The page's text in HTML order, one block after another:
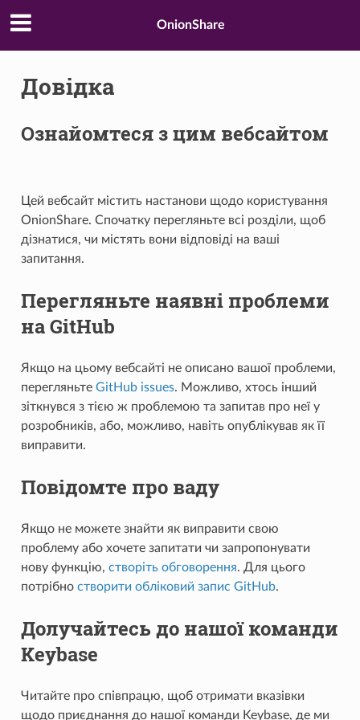
OnionShare
Довідка
Ознайомтеся з цим вебсайтом
Цей вебсайт містить настанови щодо користування
OnionShare. Спочатку перегляньте всі розділи, щоб
дізнатися, чи містять вони відповіді на ваші
запитання.
Перегляньте наявні проблеми
на GitHub
Якщо на цьому вебсайті не описано вашої проблеми,
перегляньте GitHub issues. Можливо, хтось інший
зіткнувся з тією ж проблемою та запитав про неї у
розробників, або, можливо, навіть опублікував як її
виправити.
Повідомте про ваду
Якщо не можете знайти як виправити свою
проблему або хочете запитати чи запропонувати
нову функцію, створіть обговорення. Для цього
потрібно створити обліковий запис GitHub.
Долучайтесь до нашої команди
Keybase
Читайте про співпрацю, щоб отримати вказівки
щодо приєднання до нашої команди Keybase, де ми